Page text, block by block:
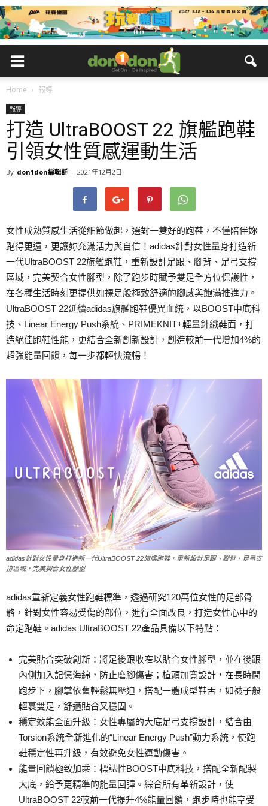
Home 報導
報導
打造 UltraBOOST 22 旗艦跑鞋
引領女性質感運動生活
By don1don編輯群 - 2021年12月2日
女性成熟質感生活從細節做起，選對一雙好的跑鞋，不僅陪伴妳
跑得更遠，更讓妳充滿活力與自信！adidas針對女性量身打造新
一代UltraBOOST 22旗艦跑鞋，重新設計足跟、腳背、足弓支撐
區域，完美契合女性腳型，除了跑步時賦予雙足全方位保護性，
在各種生活時刻更提供如裸足般極致舒適的腳感與飽滿推進力。
UltraBOOST 22延續adidas旗艦跑鞋優異血統，以BOOST中底科
技、Linear Energy Push系統、PRIMEKNIT+輕量針織鞋面，打
造絕佳跑鞋性能，更結合全新創新設計，創造較前一代增加4%的
超強能量回饋，每一步都輕快流暢！
adidas針對女性量身打造新一代UltraBOOST 22旗艦跑鞋，重新設計足跟、腳背、足弓支
撐區域，完美契合女性腳型
adidas重新定義女性跑鞋標準，透過研究120萬位女性的足部骨
骼，針對女性容易受傷的部位，進行全面改良，打造女性心中的
命定跑鞋。adidas UltraBOOST 22產品具備以下特點：
完美貼合突破創新：將足後跟收窄以貼合女性腳型，並在後跟
內側加入記憶海綿，防止磨腳傷害；楦頭加寬設計，在長時間
跑步下，腳掌依舊輕鬆無壓迫，搭配一體成型鞋舌，如襪子般
輕裹雙足，舒適貼合又穩固。
穩定效能全面升級：女性專屬的大底足弓支撐設計，結合由
Torsion系統全新進化的“Linear Energy Push”動力系統，使跑
鞋穩定性再升級，有效避免女性運動傷害。
能量回饋極致加乘：標誌性BOOST中底科技，搭配全新配製
大底，給予更精準的能量回彈。綜合所有革新設計，使
UltraBOOST 22較前一代提升4%能量回饋，跑步時也能享受